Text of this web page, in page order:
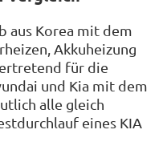
aus Korea mit dem
Akkuheizung
für die
und Kia mit dem
alle gleich
eines KIA